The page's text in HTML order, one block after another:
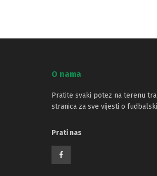
O nama
Pratite svaki potez na terenu
stranica za sve vijesti o
Prati nas